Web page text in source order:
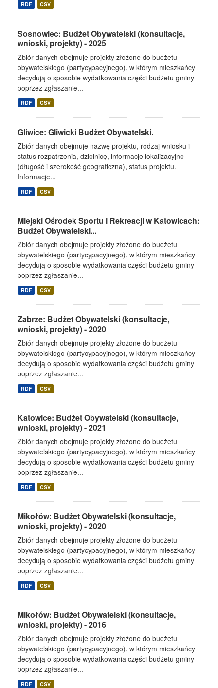
RDF CSV
Sosnowiec: Budżet Obywatelski (konsultacje,
wnioski, projekty) - 2025
Zbiór danych obejmuje projekty złożone do budżetu
obywatelskiego (partycypacyjnego), w którym mieszkańcy
decydują o sposobie wydatkowania części budżetu gminy
poprzez zgłaszanie...
RDF CSV
Gliwice: Gliwicki Budżet Obywatelski.
Zbiór danych obejmuje nazwę projektu, rodzaj wniosku i
status rozpatrzenia, dzielnicę, informacje lokalizacyjne
(długość i szerokość geograficzna), status projektu.
Informacje...
RDF CSV
Miejski Ośrodek Sportu i Rekreacji w Katowicach:
Budżet Obywatelski...
Zbiór danych obejmuje projekty złożone do budżetu
obywatelskiego (partycypacyjnego), w którym mieszkańcy
decydują o sposobie wydatkowania części budżetu gminy
poprzez zgłaszanie...
RDF CSV
Zabrze: Budżet Obywatelski (konsultacje,
wnioski, projekty) - 2020
Zbiór danych obejmuje projekty złożone do budżetu
obywatelskiego (partycypacyjnego), w którym mieszkańcy
decydują o sposobie wydatkowania części budżetu gminy
poprzez zgłaszanie...
RDF CSV
Katowice: Budżet Obywatelski (konsultacje,
wnioski, projekty) - 2021
Zbiór danych obejmuje projekty złożone do budżetu
obywatelskiego (partycypacyjnego), w którym mieszkańcy
decydują o sposobie wydatkowania części budżetu gminy
poprzez zgłaszanie...
RDF CSV
Mikołów: Budżet Obywatelski (konsultacje,
wnioski, projekty) - 2020
Zbiór danych obejmuje projekty złożone do budżetu
obywatelskiego (partycypacyjnego), w którym mieszkańcy
decydują o sposobie wydatkowania części budżetu gminy
poprzez zgłaszanie...
RDF CSV
Mikołów: Budżet Obywatelski (konsultacje,
wnioski, projekty) - 2016
Zbiór danych obejmuje projekty złożone do budżetu
obywatelskiego (partycypacyjnego), w którym mieszkańcy
decydują o sposobie wydatkowania części budżetu gminy
poprzez zgłaszanie...
RDF CSV